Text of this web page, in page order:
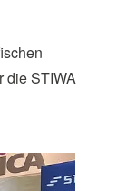
die STIWA